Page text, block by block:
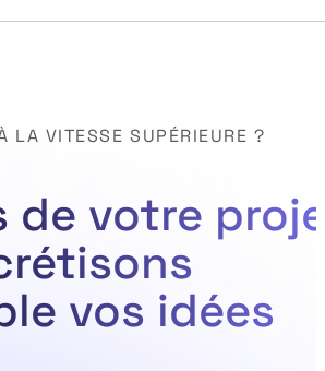
de votre
vos idées
LA VITESSE SUPÉRIEURE ?